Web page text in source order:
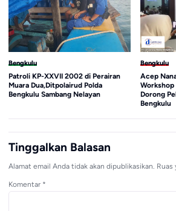
Bengkulu
Patroli KP-XXVII 2002 di Perairan
Muara Dua,Ditpolairud Polda
Bengkulu Sambang Nelayan
Bengkulu
Acep
Workshop
Dorong
Bengkulu
Tinggalkan Balasan
Alamat email Anda tidak akan dipublikasikan. Ruas
Komentar *